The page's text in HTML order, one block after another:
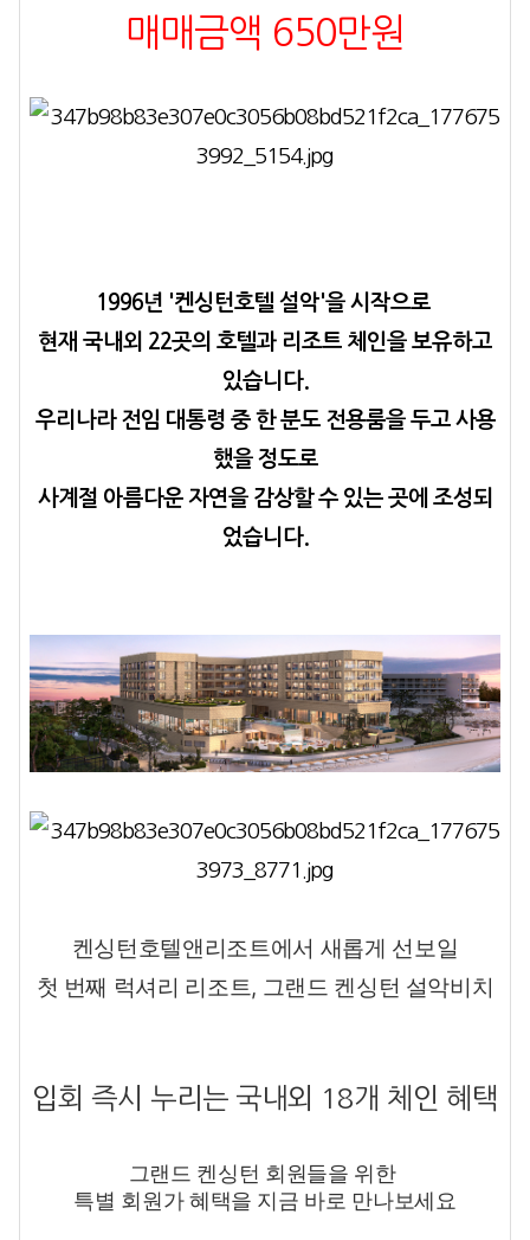
매매금액 650만원
1996년 '켄싱턴호텔 설악'을 시작으로
현재 국내외 22곳의 호텔과 리조트 체인을 보유하고
있습니다.
우리나라 전임 대통령 중 한 분도 전용룸을 두고 사용
했을 정도로
사계절 아름다운 자연을 감상할 수 있는 곳에 조성되
었습니다.
켄싱턴호텔앤리조트에서 새롭게 선보일
첫 번째 럭셔리 리조트, 그랜드 켄싱턴 설악비치
입회 즉시 누리는 국내외 18개 체인 혜택
그랜드 켄싱턴 회원들을 위한
특별 회원가 혜택을 지금 바로 만나보세요